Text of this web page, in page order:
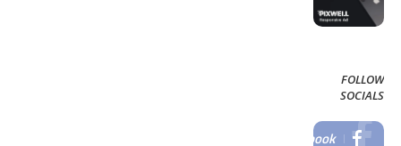
FOLLOW
SOCIALS
Facebook